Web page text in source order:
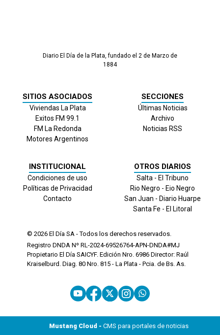
Diario El Día de la Plata, fundado el 2 de Marzo de
1884
SITIOS ASOCIADOS
Viviendas La Plata
Exitos FM 99.1
FM La Redonda
Motores Argentinos
SECCIONES
Últimas Noticias
Archivo
Noticias RSS
INSTITUCIONAL
Condiciones de uso
Políticas de Privacidad
Contacto
OTROS DIARIOS
Salta - El Tribuno
Rio Negro - Eio Negro
San Juan - Diario Huarpe
Santa Fe - El Litoral
© 2026 El Día SA - Todos los derechos reservados.
Registro DNDA Nº RL-2024-69526764-APN-DNDA#MJ
Propietario El Día SAICYF. Edición Nro. 6986 Director: Raúl
Kraiselburd. Diag. 80 Nro. 815 - La Plata - Pcia. de Bs. As.
Mustang Cloud - CMS para portales de noticias